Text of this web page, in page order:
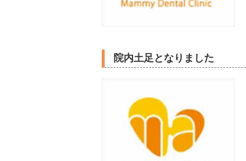
院内土足となりました